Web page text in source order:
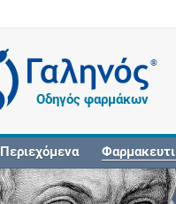
®
Οδηγός φαρμάκων
Περιεχόμενα